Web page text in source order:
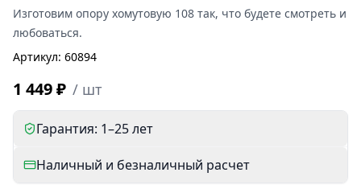
Изготовим опору хомутовую 108 так, что будете смотреть и
любоваться.
Артикул: 60894
1 449 ₽ / шт
Гарантия: 1–25 лет
Наличный и безналичный расчет